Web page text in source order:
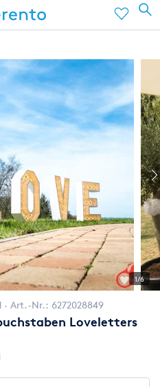
1/6
Art.-Nr.: 6272028849
Loveletters